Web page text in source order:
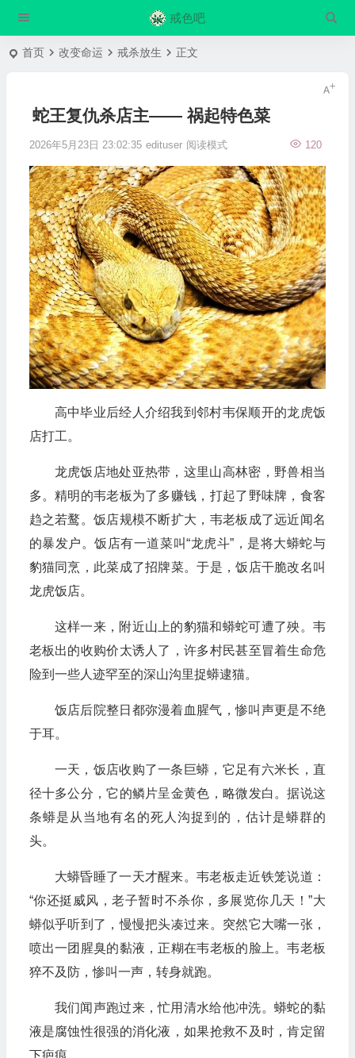
戒色吧
首页 改变命运 戒杀放生 正文
蛇王复仇杀店主—— 祸起特色菜
2026年5月23日 23:02:35 edituser 120
阅读模式
高中毕业后经人介绍我到邻村韦保顺开的龙虎饭
店打工。
龙虎饭店地处亚热带，这里山高林密，野兽相当
多。精明的韦老板为了多赚钱，打起了野味牌，食客
趋之若鹜。饭店规模不断扩大，韦老板成了远近闻名
的暴发户。饭店有一道菜叫“龙虎斗”，是将大蟒蛇与
豹猫同烹，此菜成了招牌菜。于是，饭店干脆改名叫
龙虎饭店。
这样一来，附近山上的豹猫和蟒蛇可遭了殃。韦
老板出的收购价太诱人了，许多村民甚至冒着生命危
险到一些人迹罕至的深山沟里捉蟒逮猫。
饭店后院整日都弥漫着血腥气，惨叫声更是不绝
于耳。
一天，饭店收购了一条巨蟒，它足有六米长，直
径十多公分，它的鳞片呈金黄色，略微发白。据说这
条蟒是从当地有名的死人沟捉到的，估计是蟒群的
头。
大蟒昏睡了一天才醒来。韦老板走近铁笼说道：
“你还挺威风，老子暂时不杀你，多展览你几天！”大
蟒似乎听到了，慢慢把头凑过来。突然它大嘴一张，
喷出一团腥臭的黏液，正糊在韦老板的脸上。韦老板
猝不及防，惨叫一声，转身就跑。
我们闻声跑过来，忙用清水给他冲洗。蟒蛇的黏
液是腐蚀性很强的消化液，如果抢救不及时，肯定留
下疤痕。